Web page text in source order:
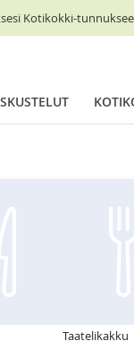
Kotikokki-
Taatelikakku